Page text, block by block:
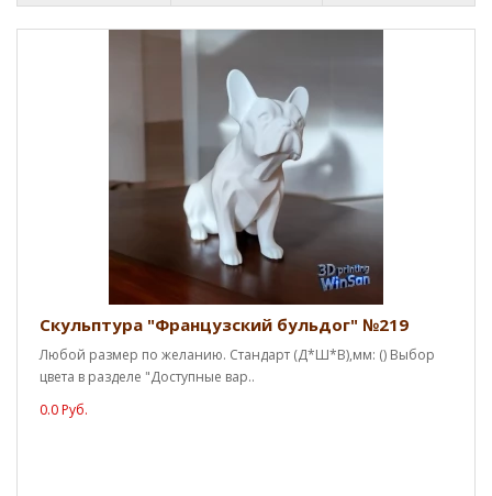
Скульптура "Французский бульдог" №219
Любой размер по желанию. Стандарт (Д*Ш*В),мм: () Выбор
цвета в разделе "Доступные вар..
0.0 Руб.